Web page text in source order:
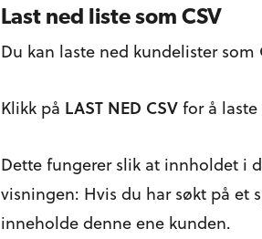
Last ned liste som CSV
Du kan laste ned kundelister
Klikk på LAST NED CSVfor å laste
Dette fungerer slik at innholdet i
visningen: Hvis du har søkt på et
inneholde denne ene kunden.